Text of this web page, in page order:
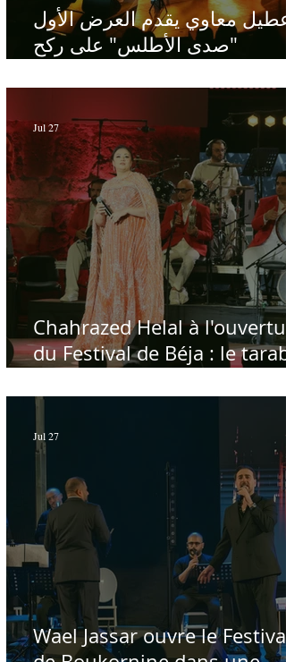
عطيل معاوي يقدم العرض الأول
"صدى الأطلس" على ركح
طابعها الخاص
Chahrazed Helal à
du Festival de Béja : le tarab
Jul 27
Wael Jassar ouvre le Festival
Jul 27